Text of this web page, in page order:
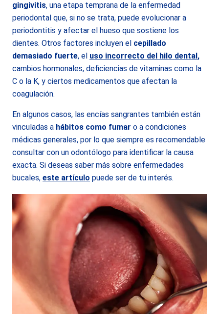
gingivitis, una etapa temprana de la enfermedad
periodontal que, si no se trata, puede evolucionar a
periodontitis y afectar el hueso que sostiene los
dientes. Otros factores incluyen el cepillado
demasiado fuerte, el uso incorrecto del hilo dental,
cambios hormonales, deficiencias de vitaminas como la
C o la K, y ciertos medicamentos que afectan la
coagulación.
En algunos casos, las encías sangrantes también están
vinculadas a hábitos como fumar o a condiciones
médicas generales, por lo que siempre es recomendable
consultar con un odontólogo para identificar la causa
exacta. Si deseas saber más sobre enfermedades
bucales, este artículo puede ser de tu interés.